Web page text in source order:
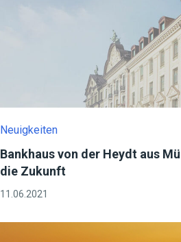
Neuigkeiten
Bankhaus von der Heydt aus
die Zukunft
11.06.2021